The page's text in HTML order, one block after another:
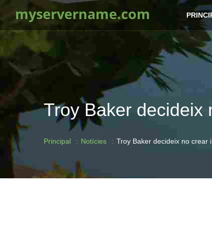
myservername.com
Troy Baker decideix
Principal Notícies Troy Baker decideix no crear